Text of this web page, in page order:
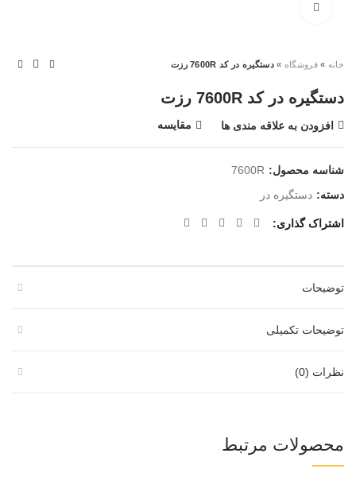
خانه »فروشگاه »دستگیره در کد 7600R رزت
دستگیره در کد 7600R رزت
افزودن به علاقه مندی ها مقایسه
شناسه محصول: 7600R
دسته: دستگیره در
اشتراک گذاری
توضیحات
توضیحات تکمیلی
نظرات (0)
محصولات مرتبط